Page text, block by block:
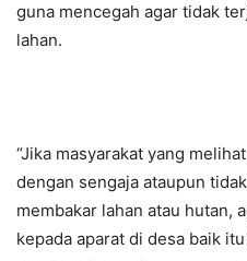
guna mencegah agar tidak
lahan.
“Jika masyarakat yang
dengan sengaja ataupun
membakar lahan atau hutan,
kepada aparat di desa baik